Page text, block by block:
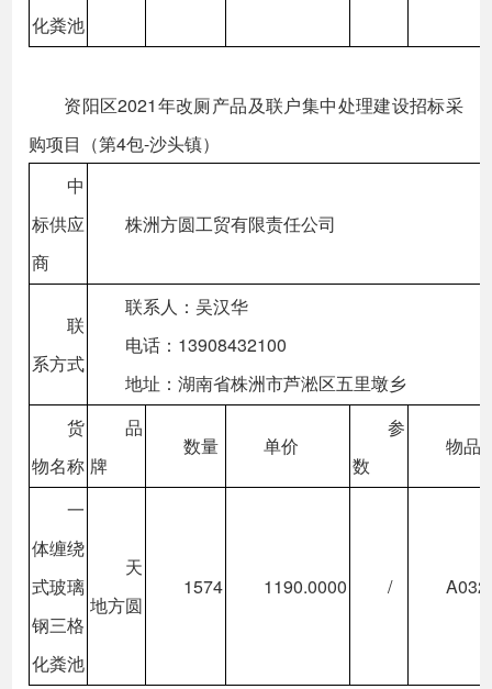
化粪池
资阳区2021年改厕产品及联户集中处理建设招标采
购项目（第4包-沙头镇）
中
标供应
商
株洲方圆工贸有限责任公司
联
系方式
联系人：吴汉华
电话：13908432100
地址：湖南省株洲市芦淞区五里墩乡
货
物名称
品
牌
数量 单价
参
数
物品
一
体缠绕
式玻璃
钢三格
化粪池
天
地方圆
1574 1190.0000 /